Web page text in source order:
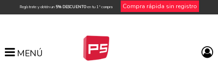
Regístrate y obtén un 5% DESCUENTOen tu 1ª compra Compra rápida sin registro
MENÚ